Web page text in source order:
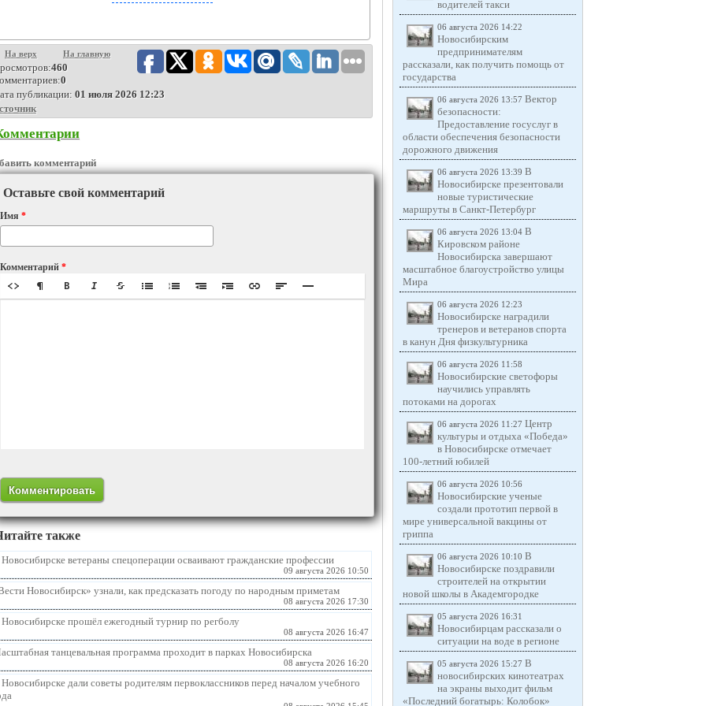
На верх На главную
460
0
публикации: 01 июля 2026 12:23
комментарий
Оставьте свой комментарий
Имя *
Комментарий *
также
ветераны спецоперации осваивают гражданские профессии
09 августа 2026 10:50
Новосибирск» узнали, как предсказать погоду по народным приметам
08 августа 2026 17:30
прошёл ежегодный турнир по регболу
08 августа 2026 16:47
танцевальная программа проходит в парках Новосибирска
08 августа 2026 16:20
дали советы родителям первоклассников перед началом учебного
водителей такси
06 августа 2026 14:22
Новосибирским
предпринимателям
рассказали, как получить помощь от
государства
06 августа 2026 13:57 Вектор
безопасности:
Предоставление госуслуг в
области обеспечения безопасности
дорожного движения
06 августа 2026 13:39 В
Новосибирске презентовали
новые туристические
маршруты в Санкт-Петербург
06 августа 2026 13:04 В
Кировском районе
Новосибирска завершают
масштабное благоустройство улицы
Мира
06 августа 2026 12:23
Новосибирске наградили
тренеров и ветеранов спорта
в канун Дня физкультурника
06 августа 2026 11:58
Новосибирские светофоры
научились управлять
потоками на дорогах
06 августа 2026 11:27 Центр
культуры и отдыха «Победа»
в Новосибирске отмечает
100-летний юбилей
06 августа 2026 10:56
Новосибирские ученые
создали прототип первой в
мире универсальной вакцины от
гриппа
06 августа 2026 10:10 В
Новосибирске поздравили
строителей на открытии
новой школы в Академгородке
05 августа 2026 16:31
Новосибирцам рассказали о
ситуации на воде в регионе
05 августа 2026 15:27 В
новосибирских кинотеатрах
на экраны выходит фильм
«Последний богатырь: Колобок»